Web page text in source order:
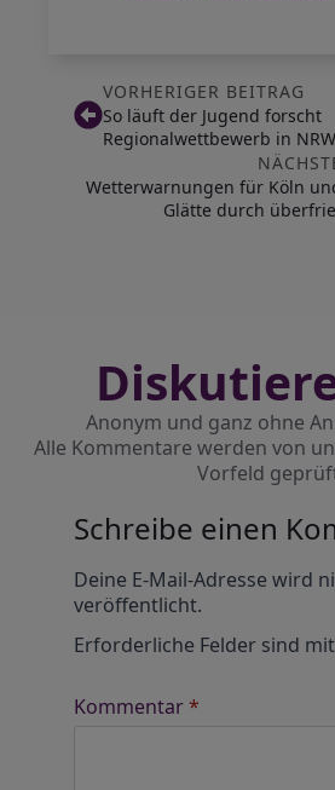
VORHERIGER BEITRAG
So läuft der Jugend forscht
Regionalwettbewerb in
Wetterwarnungen für Köln
Glätte durch
Anonym und ganz ohne
Alle Kommentare werden von
Vorfeld
Schreibe einen
Deine E-Mail-Adresse wird
veröffentlicht.
Erforderliche Felder sind mit
Kommentar*